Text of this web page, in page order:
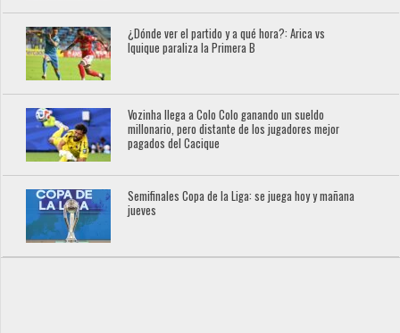
¿Dónde ver el partido y a qué hora?: Arica vs
Iquique paraliza la Primera B
Vozinha llega a Colo Colo ganando un sueldo
millonario, pero distante de los jugadores mejor
pagados del Cacique
Semifinales Copa de la Liga: se juega hoy y mañana
jueves